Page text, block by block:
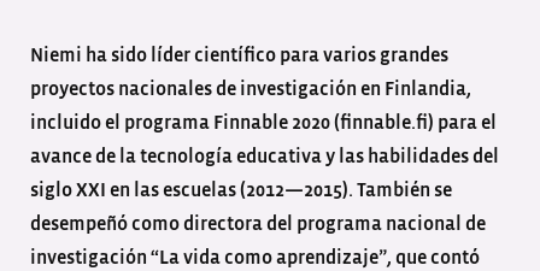
Niemi ha sido líder científico para varios grandes
proyectos nacionales de investigación en Finlandia,
incluido el programa Finnable 2020 (finnable.fi) para el
avance de la tecnología educativa y las habilidades del
siglo XXI en las escuelas (2012—2015). También se
desempeñó como directora del programa nacional de
investigación “La vida como aprendizaje”, que contó